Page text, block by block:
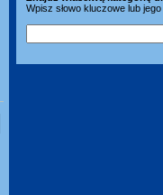
Wpisz słowo kluczowe lub